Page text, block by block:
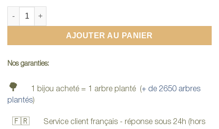
quantité de Alliance originale homme
AJOUTER AU PANIER
Nos garanties:
🌳 1 bijou acheté = 1 arbre planté (+ de 2650 arbres
plantés)
🇫🇷 Service client français - réponse sous 24h (hors